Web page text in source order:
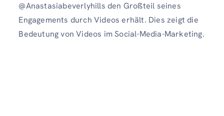
@Anastasiabeverlyhills den Großteil seines
Engagements durch Videos erhält. Dies zeigt die
Bedeutung von Videos im Social-Media-Marketing.